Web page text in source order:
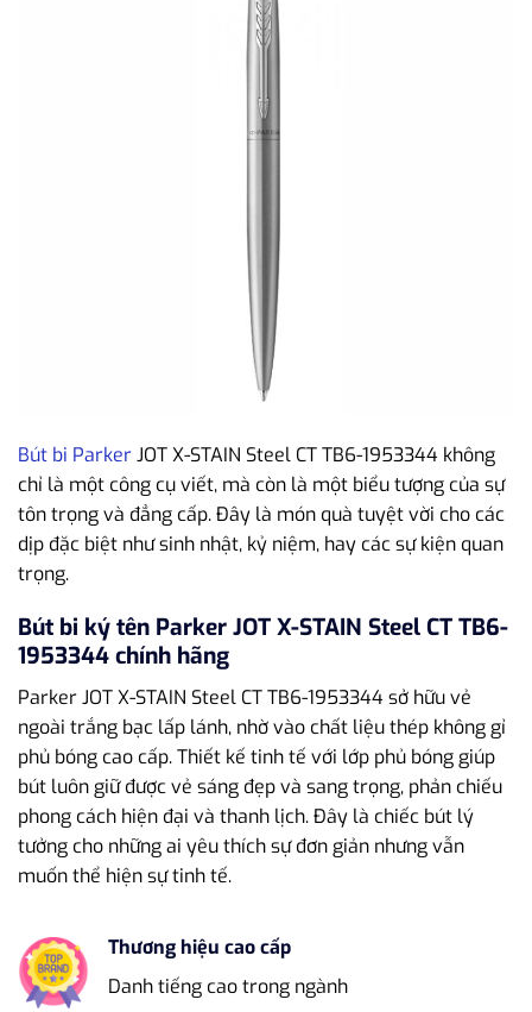
Bút bi ParkerJOT X-STAIN Steel CT TB6-1953344 không
chỉ là một công cụ viết, mà còn là một biểu tượng của sự
tôn trọng và đẳng cấp. Đây là món quà tuyệt vời cho các
dịp đặc biệt như sinh nhật, kỷ niệm, hay các sự kiện quan
trọng.
Bút bi ký tên Parker JOT X-STAIN Steel CT TB6-
1953344 chính hãng
Parker JOT X-STAIN Steel CT TB6-1953344 sở hữu vẻ
ngoài trắng bạc lấp lánh, nhờ vào chất liệu thép không gỉ
phủ bóng cao cấp. Thiết kế tinh tế với lớp phủ bóng giúp
bút luôn giữ được vẻ sáng đẹp và sang trọng, phản chiếu
phong cách hiện đại và thanh lịch. Đây là chiếc bút lý
tưởng cho những ai yêu thích sự đơn giản nhưng vẫn
muốn thể hiện sự tinh tế.
Thương hiệu cao cấp
Danh tiếng cao trong ngành